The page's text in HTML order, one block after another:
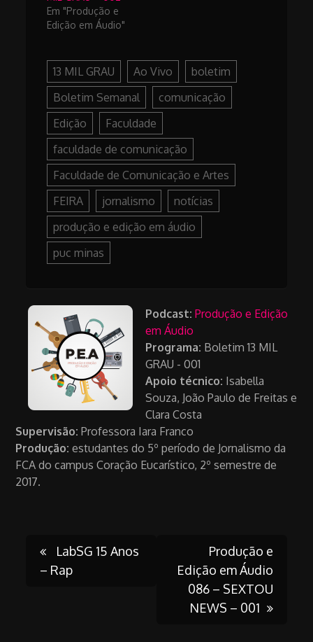
Em "Produção e
Edição em Áudio"
13 MIL GRAU Ao Vivo
boletim
Boletim Semanal
comunicação
Edição
Faculdade
faculdade de comunicação
Faculdade de Comunicação e Artes
FEIRA
jornalismo
notícias
produção e edição em áudio
puc minas
Podcast: Produção e Edição
em Áudio
Programa: Boletim 13 MIL
GRAU - 001
Apoio técnico: Isabella
Souza, João Paulo de Freitas e
Clara Costa
Supervisão: Professora Iara Franco
Produção: estudantes do 5º período de Jornalismo da
FCA do campus Coração Eucarístico, 2º semestre de
2017.
Post
navigation
LabSG 15 Anos
– Rap
Produção e
Edição em Áudio
086 – SEXTOU
NEWS – 001